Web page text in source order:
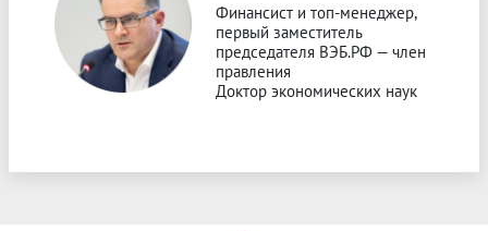
Финансист и топ‑менеджер,
первый заместитель
председателя ВЭБ.РФ — член
правления
Доктор экономических наук